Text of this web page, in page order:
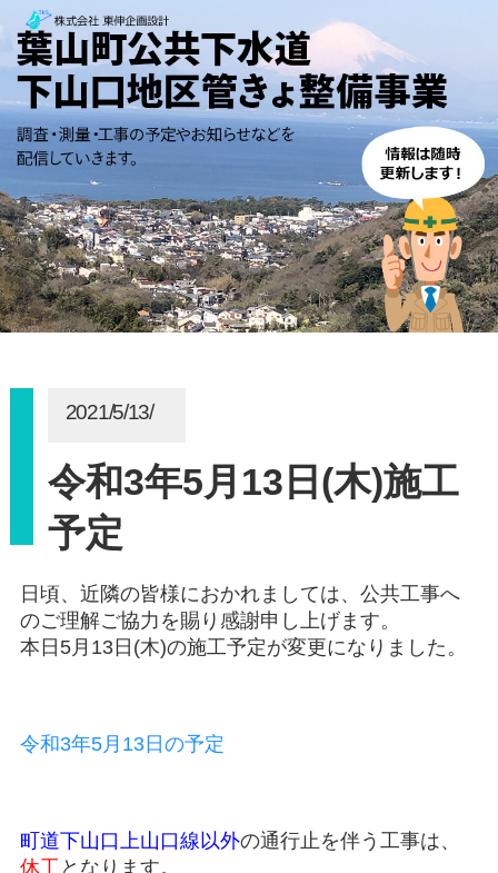
2021/5/13/
令和3年5月13日(木)施工
予定
日頃、近隣の皆様におかれましては、公共工事へ
のご理解ご協力を賜り感謝申し上げます。
本日5月13日(木)の施工予定が変更になりました。
令和3年5月13日の予定
町道下山口上山口線以外の通行止を伴う工事は、
休工 となります。